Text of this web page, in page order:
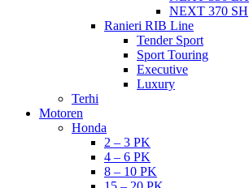
NEXT 370 SH
Ranieri RIB Line
Tender Sport
Sport Touring
Executive
Luxury
Terhi
Motoren
Honda
2 – 3 PK
4 – 6 PK
8 – 10 PK